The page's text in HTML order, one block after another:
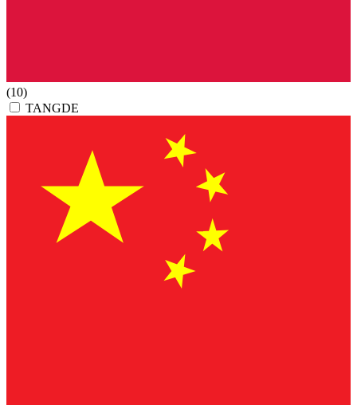
(10)
TANGDE